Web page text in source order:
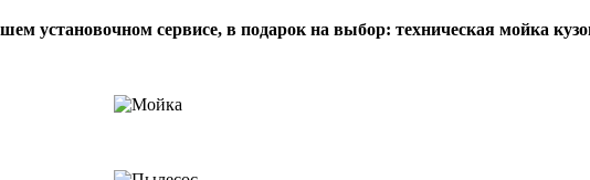
установочном сервисе, в подарок на выбор: техническая мойка